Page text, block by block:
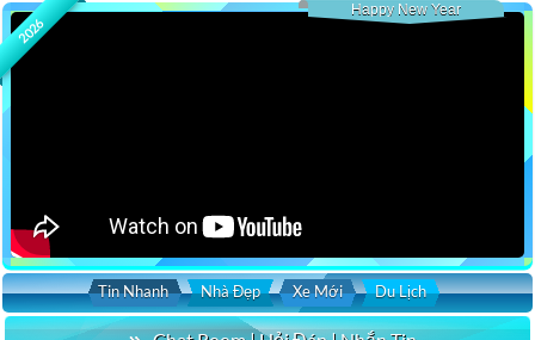
2026
Happy New Year
Tin Nhanh Nhà Đẹp Xe Mới Du Lịch